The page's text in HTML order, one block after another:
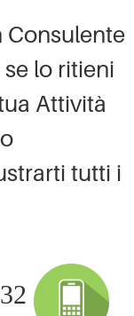
Consulente
lo ritieni
Attività
tutti i